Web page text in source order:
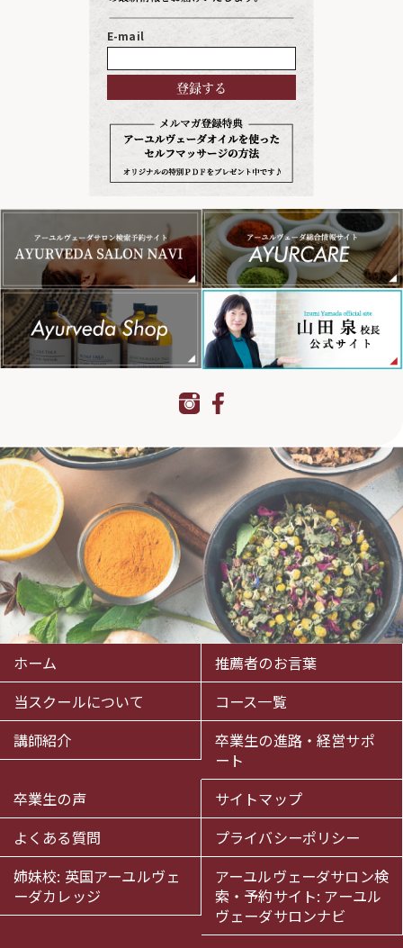
E-mail
ホーム
推薦者のお言葉
当スクールについて
コース一覧
講師紹介
卒業生の進路・経営サポ
ート
卒業生の声
サイトマップ
よくある質問
プライバシーポリシー
姉妹校: 英国アーユルヴェ
ーダカレッジ
アーユルヴェーダサロン検
索・予約サイト: アーユル
ヴェーダサロンナビ